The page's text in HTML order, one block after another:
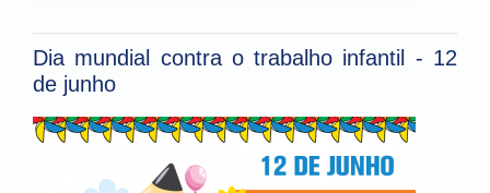
Dia mundial contra o trabalho infantil - 12
de junho